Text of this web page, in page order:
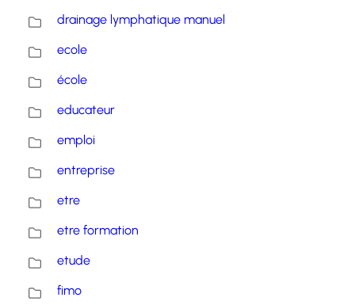
drainage lymphatique manuel
ecole
école
educateur
emploi
entreprise
etre
etre formation
etude
fimo